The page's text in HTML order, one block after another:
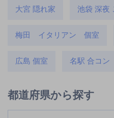
大宮 隠れ家 池袋 深夜
梅田 イタリアン 個室
広島 個室 名駅 合コン
都道府県から探す